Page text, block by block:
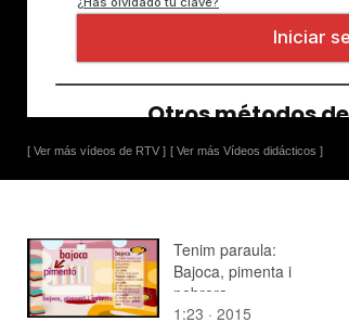
[ Ver más vídeos de RTV ] [ Ver más Vídeos didácticos ]
Tenim paraula:
Bajoca, pimenta i
pebrera
1:23 · 2015